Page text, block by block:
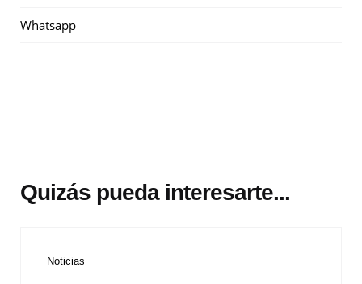
Whatsapp
Quizás pueda interesarte...
Noticias